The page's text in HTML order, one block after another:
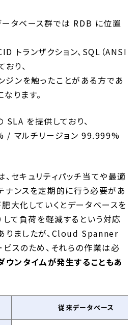
タベース群では RDB に位置
トランザクション、SQL（ANSI
り、
ンを触ったことがある方であ
ります。
SLA を提供しており、
/ マルチリージョン 99.999%
セキュリティパッチ当てや最適
ナンスを定期的に行う必要があ
大化していくとデータベースを
して負荷を軽減するという対応
りましたが、Cloud Spanner
スのため、それらの作業は必
ウンタイムが発生することもあ
従来データベース